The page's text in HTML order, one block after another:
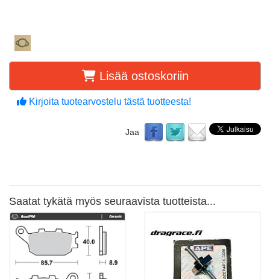
Lisää ostoskoriin
Kirjoita tuotearvostelu tästä tuotteesta!
Jaa
Saatat tykätä myös seuraavista tuotteista...